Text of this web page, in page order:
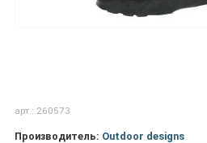
арт.: 260573
Производитель: Outdoor designs